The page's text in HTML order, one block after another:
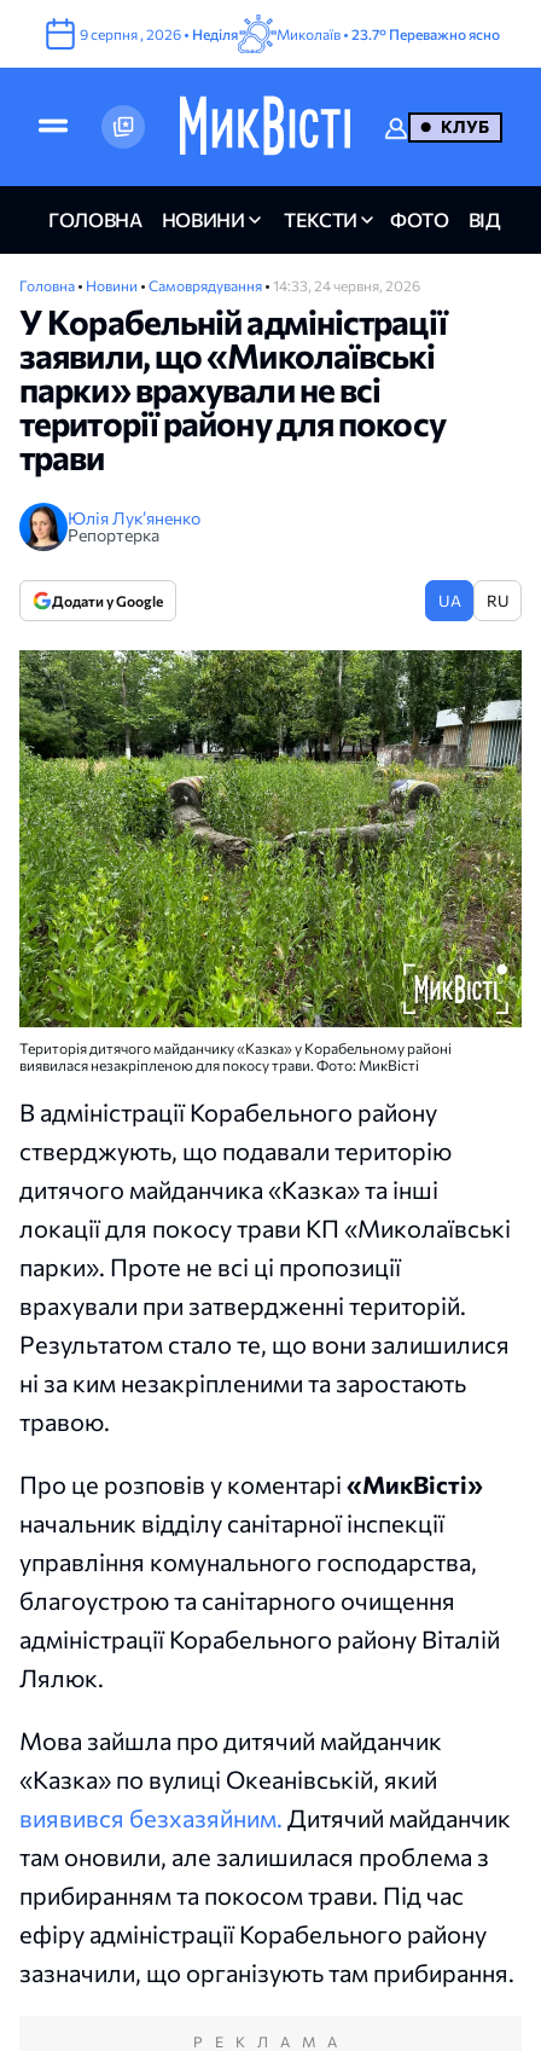
9серпня , 2026 • Неділя Миколаїв • 23.7° Переважно ясно
КЛУБ
ГОЛОВНА НОВИНИ ТЕКСТИ ФОТО ВІДЕО
Головна • Новини • Самоврядування • 14:33, 24 червня, 2026
У Корабельній адміністрації
заявили, що «Миколаївські
парки» врахували не всі
території району для покосу
трави
Юлія Лук’яненко
Репортерка
Додати у Google UA RU
Територія дитячого майданчику «Казка» у Корабельному районі
виявилася незакріпленою для покосу трави. Фото: МикВісті
В адміністрації Корабельного району
стверджують, що подавали територію
дитячого майданчика «Казка» та інші
локації для покосу трави КП «Миколаївські
парки». Проте не всі ці пропозиції
врахували при затвердженні територій.
Результатом стало те, що вони залишилися
ні за ким незакріпленими та заростають
травою.
Про це розповів у коментарі «МикВісті»
начальник відділу санітарної інспекції
управління комунального господарства,
благоустрою та санітарного очищення
адміністрації Корабельного району Віталій
Лялюк.
Мова зайшла про дитячий майданчик
«Казка» по вулиці Океанівській, який
виявився безхазяйним. Дитячий майданчик
там оновили, але залишилася проблема з
прибиранням та покосом трави. Під час
ефіру адміністрації Корабельного району
зазначили, що організують там прибирання.
РЕКЛАМА